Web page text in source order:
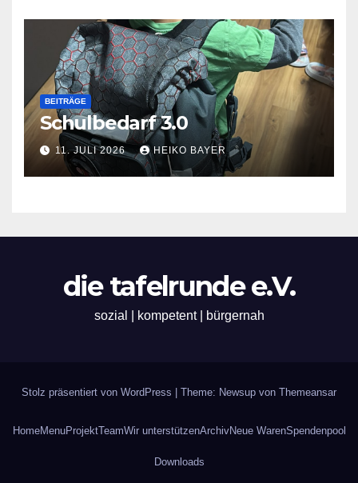
BEITRÄGE
Schulbedarf 3.0
11. JULI 2026 HEIKO BAYER
die tafelrunde e.V.
sozial | kompetent | bürgernah
Stolz präsentiert von WordPress Theme: Newsup von Themeansar
HomeMenuProjektTeamWir unterstützenArchivNeue WarenSpendenpool
Downloads